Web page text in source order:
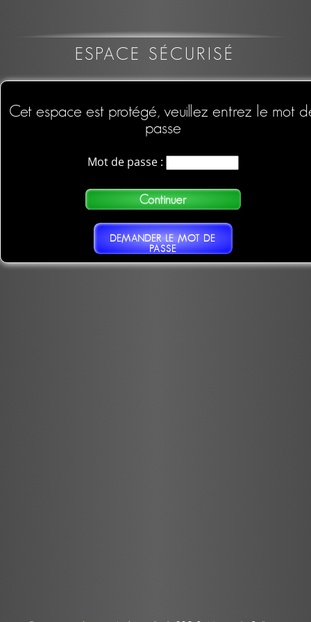
ESPACE SÉCURISÉ
Cet espace est protégé, veuillez entrez le mot
passe
Mot de passe :
DEMANDER LE MOT DE
PASSE